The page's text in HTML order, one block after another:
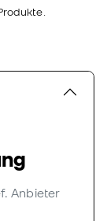
Anbieter